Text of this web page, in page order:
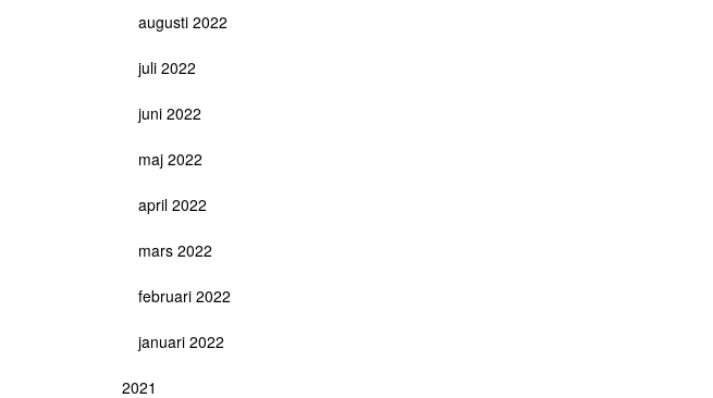
augusti 2022
juli 2022
juni 2022
maj 2022
april 2022
mars 2022
februari 2022
januari 2022
2021